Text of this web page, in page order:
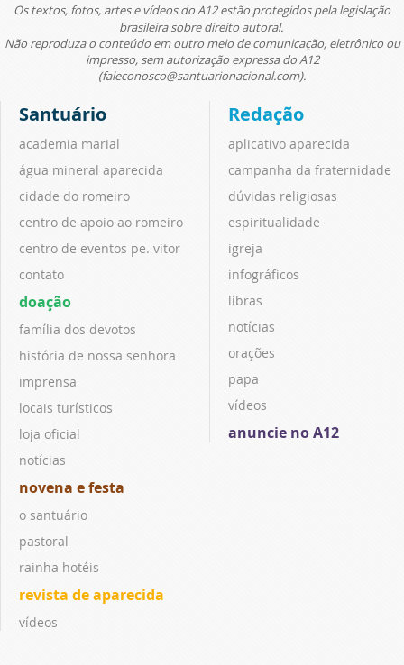
Os textos, fotos, artes e vídeos do A12 estão protegidos pela legislação
brasileira sobre direito autoral.
Não reproduza o conteúdo em outro meio de comunicação, eletrônico ou
impresso, sem autorização expressa do A12
(faleconosco@santuarionacional.com).
Santuário
academia marial
água mineral aparecida
cidade do romeiro
centro de apoio ao romeiro
centro de eventos pe. vitor
contato
doação
família dos devotos
história de nossa senhora
imprensa
locais turísticos
loja oficial
notícias
novena e festa
o santuário
pastoral
rainha hotéis
revista de aparecida
vídeos
Redação
aplicativo aparecida
campanha da fraternidade
dúvidas religiosas
espiritualidade
igreja
infográficos
libras
notícias
orações
papa
vídeos
anuncie no A12